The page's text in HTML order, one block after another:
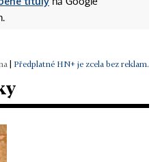
Předplatné HN+ je zcela bez reklam.